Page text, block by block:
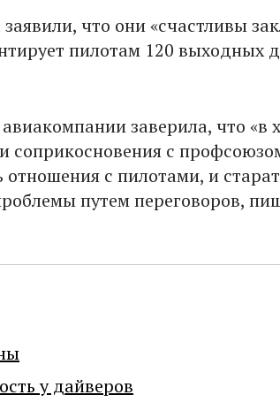
что они «счастливы
пилотам 120 выходных
заверила, что «в
соприкосновения с
с пилотами, и
путем переговоров,
у дайверов